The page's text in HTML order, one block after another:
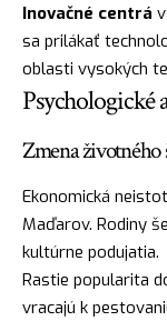
Inovačné centrá
sa prilákať
oblasti vysokých
Psychologické
Zmena životného
Ekonomická
Maďarov. Rodiny
kultúrne podujatia.
Rastie popularita
vracajú k